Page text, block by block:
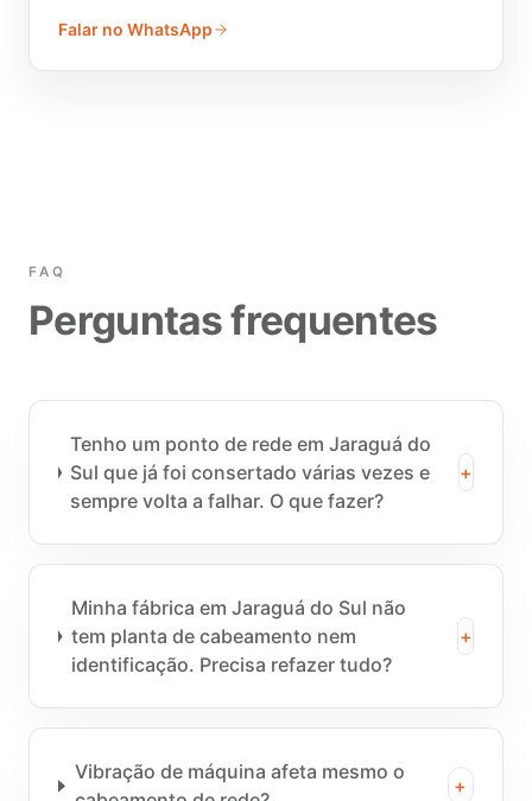
Falar no WhatsApp
FAQ
Perguntas frequentes
Tenho um ponto de rede em Jaraguá do
Sul que já foi consertado várias vezes e
sempre volta a falhar. O que fazer?
+
Minha fábrica em Jaraguá do Sul não
tem planta de cabeamento nem
identificação. Precisa refazer tudo?
+
Vibração de máquina afeta mesmo o
+